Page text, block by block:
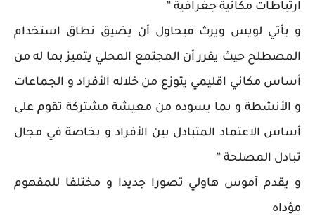
ارتباطات مكانية جغرافية ”
و يأتي لويس ويرث فيحاول أن يضيق نطاق استخدام
المصطلح حيث يقرر أن المجتمع المحلي يتميز بما له من
أساس مكاني اقليمي يتوزع من خلاله الأفراد و الجماعات
و الأنشطة و بما يسوده من معيشة مشتركة تقوم على
أساس الاعتماد المتبادل بين الأفراد و بخاصة في مجال
تبادل المصلحة ”
و يقدم آموس هاولي تصورا جديدا و مختلفا للمفهوم
مؤداه